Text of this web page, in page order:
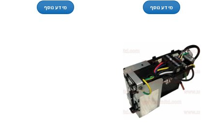
מידע נוסף מידע נוסף